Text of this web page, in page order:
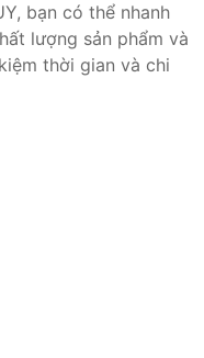
bạn có thể nhanh
lượng sản phẩm và
thời gian và chi